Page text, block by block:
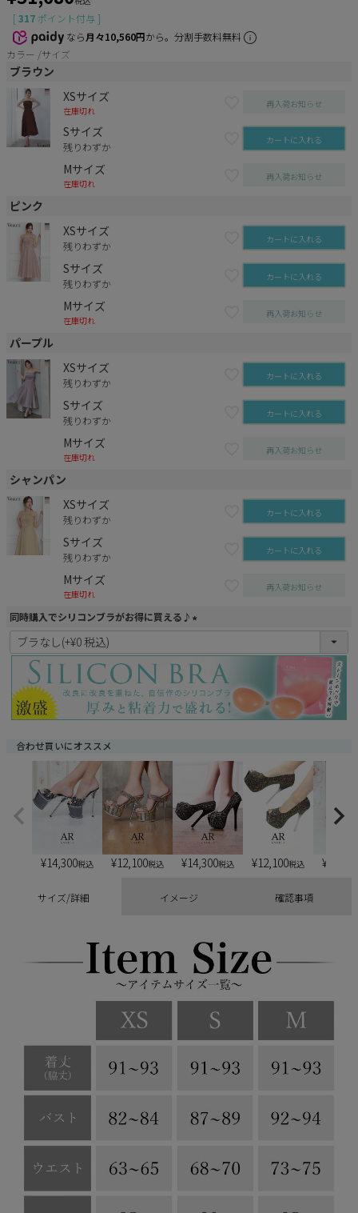
[317 ポイント付与 ]
なら月々10,560円から。分割手数料無料
カラー
サイズ
ブラウン
XSサイズ
在庫切れ
再入荷お知らせ
Sサイズ
残りわずか カートに入れる
Mサイズ
在庫切れ
再入荷お知らせ
ピンク
XSサイズ
残りわずか カートに入れる
Sサイズ
残りわずか カートに入れる
Mサイズ
在庫切れ
再入荷お知らせ
パープル
XSサイズ
残りわずか カートに入れる
Sサイズ
残りわずか カートに入れる
Mサイズ
在庫切れ
再入荷お知らせ
シャンパン
XSサイズ
残りわずか カートに入れる
Sサイズ
残りわずか カートに入れる
Mサイズ
在庫切れ
再入荷お知らせ
同時購入でシリコンブラがお得に買える♪
(
須
)
合わせ買いにオススメ
¥14,300税込 ¥12,100税込 ¥14,300税込 ¥12,100税込 ¥
サイズ/詳細 イメージ 確認事項